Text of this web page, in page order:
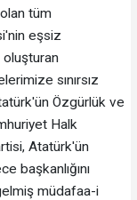
tüm
eşsiz
sınırsız
Özgürlük ve
Halk
Atatürk'ün
başkanlığını
müdafaa-i